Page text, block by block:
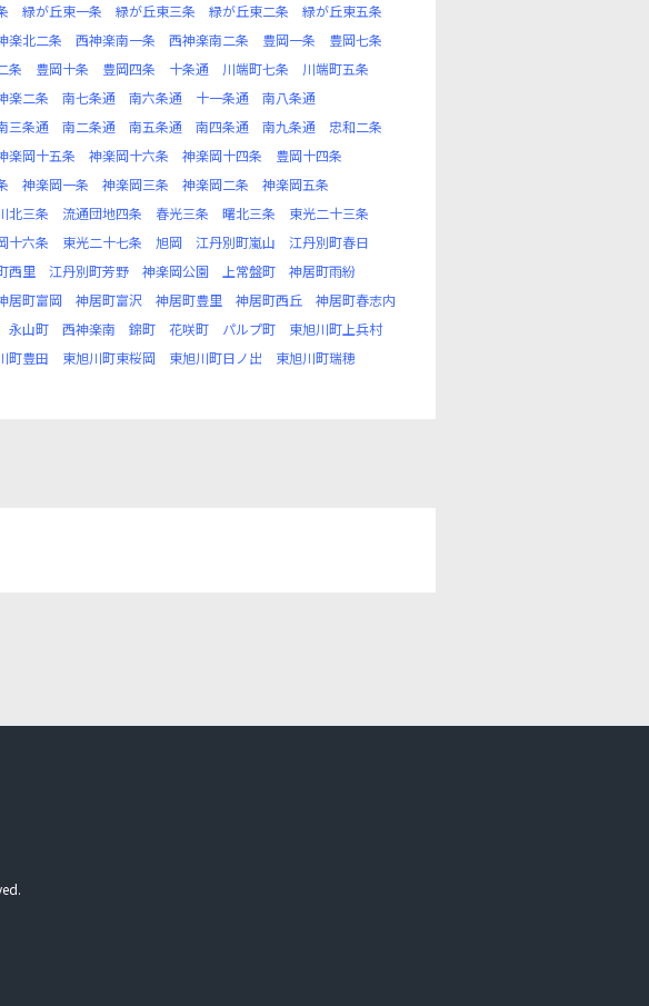
緑が丘東一条 緑が丘東三条 緑が丘東二条
緑が丘東五条
楽北二条 西神楽南一条 西神楽南二条 豊岡一条
豊岡七条
条 豊岡十条 豊岡四条 十条通 川端町七条
川端町五条
楽二条 南七条通 南六条通 十一条通
南八条通
三条通 南二条通 南五条通 南四条通 南九条通
忠和二条
楽岡十五条 神楽岡十六条 神楽岡十四条
豊岡十四条
神楽岡一条 神楽岡三条 神楽岡二条
神楽岡五条
北三条 流通団地四条 春光三条 曙北三条
東光二十三条
十六条 東光二十七条 旭岡 江丹別町嵐山
江丹別町春日
西里 江丹別町芳野 神楽岡公園 上常盤町
神居町雨紛
居町富岡 神居町富沢 神居町豊里 神居町西丘
神居町春志内
永山町 西神楽南 錦町 花咲町 パルプ町
東旭川町上兵村
町豊田 東旭川町東桜岡 東旭川町日ノ出
東旭川町瑞穂